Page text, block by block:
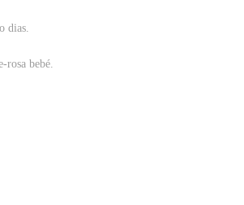
dias.
rosa bebé.